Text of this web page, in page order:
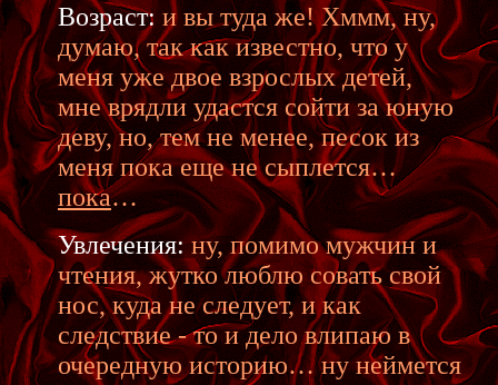
Возраст: и вы туда же! Хммм, ну,
думаю, так как известно, что у
меня уже двое взрослых детей,
мне врядли удастся сойти за юную
деву, но, тем не менее, песок из
меня пока еще не сыплется…
пока…
Увлечения:ну, помимо мужчин и
чтения, жутко люблю совать свой
нос, куда не следует, и как
следствие - то и дело влипаю в
очередную историю… ну неймется